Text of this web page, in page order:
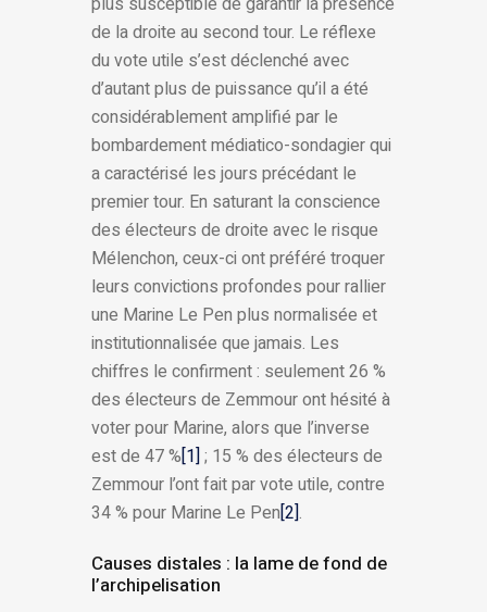
de la droite au second tour. Le réflexe
du vote utile s’est déclenché avec
d’autant plus de puissance qu’il a été
considérablement amplifié par le
bombardement médiatico-sondagier qui
a caractérisé les jours précédant le
premier tour. En saturant la conscience
des électeurs de droite avec le risque
Mélenchon, ceux-ci ont préféré troquer
leurs convictions profondes pour rallier
une Marine Le Pen plus normalisée et
institutionnalisée que jamais. Les
chiffres le confirment : seulement 26 %
des électeurs de Zemmour ont hésité à
voter pour Marine, alors que l’inverse
est de 47 %[1] ; 15 % des électeurs de
Zemmour l’ont fait par vote utile, contre
34 % pour Marine Le Pen[2].
Causes distales : la lame de fond de
l’archipelisation